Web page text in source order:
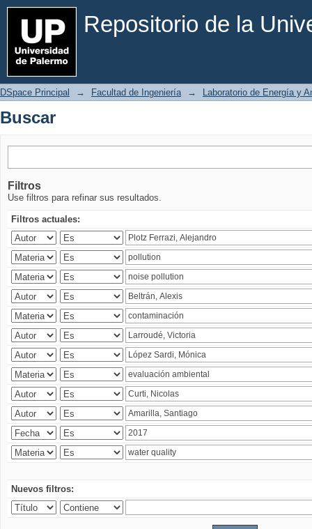
Repositorio de la
Buscar
DSpace Principal → Facultad de Ingeniería → Laboratorio de Energía y
Buscar
Filtros
Use filtros para refinar sus resultados.
Filtros actuales:
Nuevos filtros: